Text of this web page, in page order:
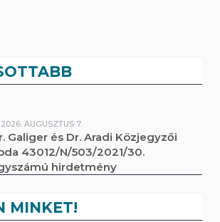
2026. AUGUSZTUS 7.
Galiger és Dr. Aradi Közjegyzői
43012/N/503/2021/30.
hirdetmény
MINKET!